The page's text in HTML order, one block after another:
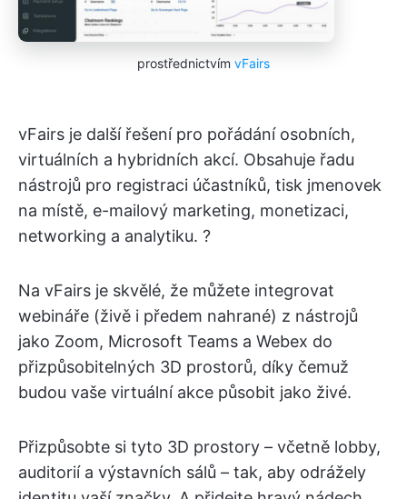
prostřednictvím vFairs
vFairs je další řešení pro pořádání osobních,
virtuálních a hybridních akcí. Obsahuje řadu
nástrojů pro registraci účastníků, tisk jmenovek
na místě, e-mailový marketing, monetizaci,
networking a analytiku. ?
Na vFairs je skvělé, že můžete integrovat
webináře (živě i předem nahrané) z nástrojů
jako Zoom, Microsoft Teams a Webex do
přizpůsobitelných 3D prostorů, díky čemuž
budou vaše virtuální akce působit jako živé.
Přizpůsobte si tyto 3D prostory – včetně lobby,
auditorií a výstavních sálů – tak, aby odrážely